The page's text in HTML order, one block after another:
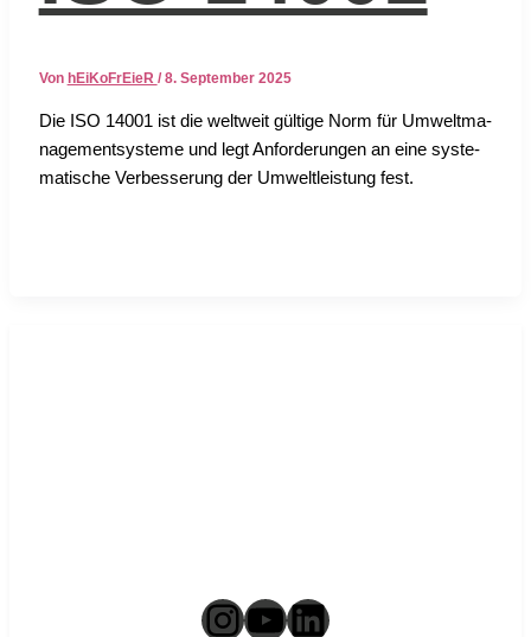
Von hEiKoFrEieR / 8. September 2025
Die ISO 14001 ist die welt­weit gül­ti­ge Norm für Umwelt­ma­
nage­ment­sys­te­me und legt Anfor­de­run­gen an eine sys­te­
ma­ti­sche Ver­bes­se­rung der Umwelt­leis­tung fest.
Instagram
YouTube
LinkedIn